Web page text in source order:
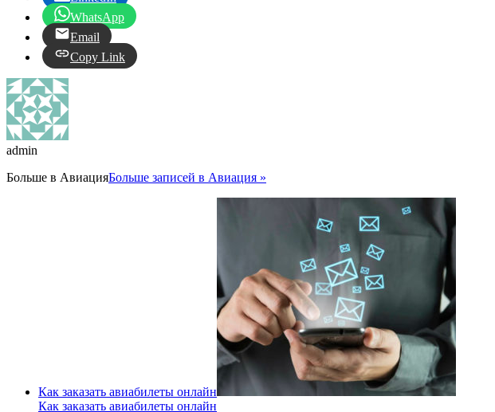
WhatsApp
Email
Copy Link
admin
Больше в АвиацияБольше записей в Авиация »
Как заказать авиабилеты онлайн
Как заказать авиабилеты онлайн